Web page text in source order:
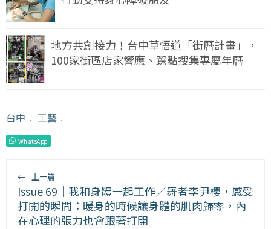
地方共創接力！台中草悟道「街曆計畫」，
100家街區店家響應、踩點搜集專屬年曆
台中 ﹒ 工藝 ﹒
WhatsApp
← 上一篇
Issue 69｜我和身體一起工作／舞者李尹櫻，感受
打開的瞬間：暖身的時候讓身體的肌肉歸零，內
在心理的張力也會跟著打開